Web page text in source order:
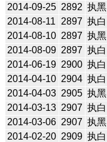
2014-09-25 2892 执黑
2014-08-11
2897 执白
2014-08-10 2897 执黑
2014-08-09 2897 执白
2014-06-19 2900 执白
2014-04-10 2904 执白
2014-04-03 2905 执黑
2014-03-13 2907 执白
2014-03-06 2907 执黑
2014-02-20 2909 执白